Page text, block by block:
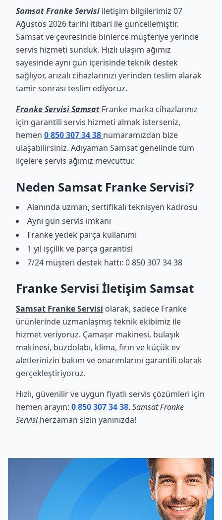
Samsat Franke Servisi iletişim bilgilerimiz 07
Ağustos 2026 tarihi itibari ile güncellemiştir.
Samsat ve çevresinde binlerce müşteriye yerinde
servis hizmeti sunduk. Hızlı ulaşım ağımız
sayesinde aynı gün içerisinde teknik destek
sağlıyor, arızalı cihazlarınızı yerinden teslim alarak
tamir sonrası teslim ediyoruz.
Franke Servisi Samsat Franke marka cihazlarınız
için garantili servis hizmeti almak isterseniz,
hemen 0 850 307 34 38 numaramızdan bize
ulaşabilirsiniz. Adıyaman Samsat genelinde tüm
ilçelere servis ağımız mevcuttur.
Neden Samsat Franke Servisi?
Alanında uzman, sertifikalı teknisyen kadrosu
Aynı gün servis imkanı
Franke yedek parça kullanımı
1 yıl işçilik ve parça garantisi
7/24 müşteri destek hattı: 0 850 307 34 38
Franke Servisi İletişim Samsat
Samsat Franke Servisi olarak, sadece Franke
ürünlerinde uzmanlaşmış teknik ekibimiz ile
hizmet veriyoruz. Çamaşır makinesi, bulaşık
makinesi, buzdolabı, klima, fırın ve küçük ev
aletlerinizin bakım ve onarımlarını garantili olarak
gerçekleştiriyoruz.
Hızlı, güvenilir ve uygun fiyatlı servis çözümleri için
hemen arayın: 0 850 307 34 38. Samsat Franke
Servisiherzaman sizin yanınızda!